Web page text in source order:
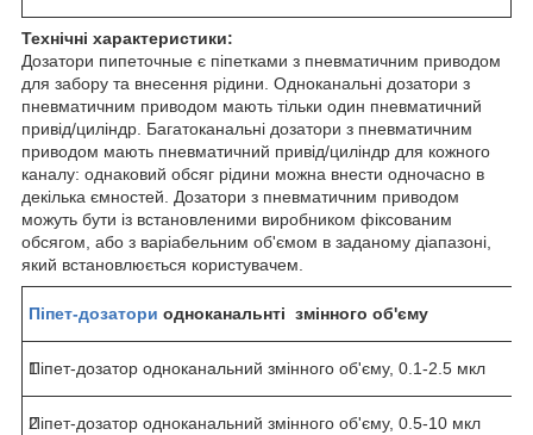
Технічні характеристики:
Дозатори пипеточные є піпетками з пневматичним приводом
для забору та внесення рідини. Одноканальні дозатори з
пневматичним приводом мають тільки один пневматичний
привід/циліндр. Багатоканальні дозатори з пневматичним
приводом мають пневматичний привід/циліндр для кожного
каналу: однаковий обсяг рідини можна внести одночасно в
декілька ємностей. Дозатори з пневматичним приводом
можуть бути із встановленими виробником фіксованим
обсягом, або з варіабельним об'ємом в заданому діапазоні,
який встановлюється користувачем.
Піпет-дозатори одноканальнті змінного об'єму
1
Піпет-дозатор одноканальний змінного об'єму, 0.1-2.5 мкл
2
Піпет-дозатор одноканальний змінного об'єму, 0.5-10 мкл